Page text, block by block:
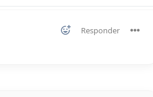
Responder